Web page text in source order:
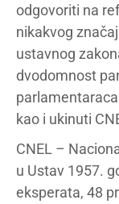
odgovoriti na
nikakvog
ustavnog
dvodomnost
kao i ukinuti
CNEL –
u Ustav 1957.
eksperata, 48